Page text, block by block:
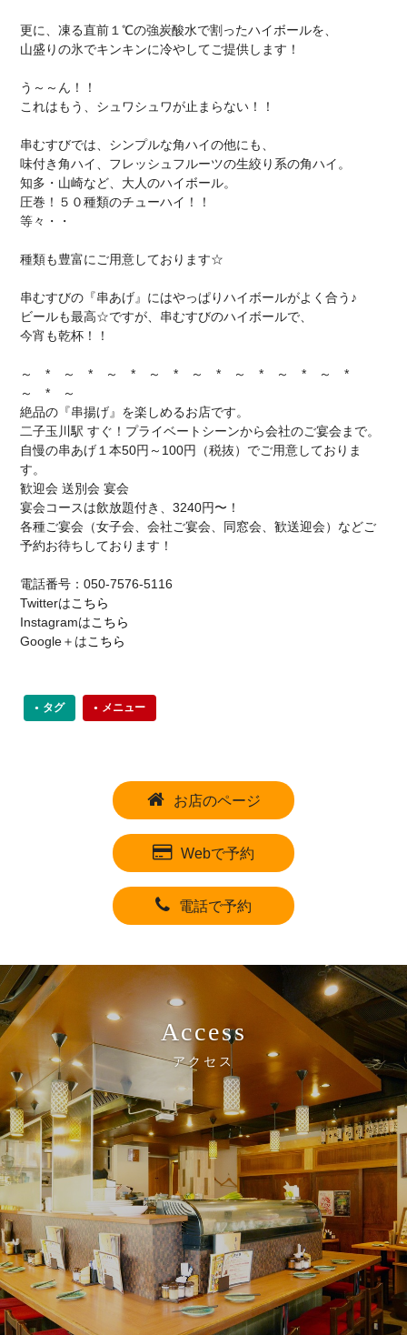
更に、凍る直前１℃の強炭酸水で割ったハイボールを、
山盛りの氷でキンキンに冷やしてご提供します！
う～～ん！！
これはもう、シュワシュワが止まらない！！
串むすびでは、シンプルな角ハイの他にも、
味付き角ハイ、フレッシュフルーツの生絞り系の角ハイ。
知多・山崎など、大人のハイボール。
圧巻！５０種類のチューハイ！！
等々・・
種類も豊富にご用意しております☆
串むすびの『串あげ』にはやっぱりハイボールがよく合う♪
ビールも最高☆ですが、串むすびのハイボールで、
今宵も乾杯！！
～ * ～ * ～ * ～ * ～ * ～ * ～ * ～ *
～ * ～
絶品の『串揚げ』を楽しめるお店です。
二子玉川駅 すぐ！プライベートシーンから会社のご宴会まで。
自慢の串あげ１本50円～100円（税抜）でご用意しておりま
す。
歓迎会 送別会 宴会
宴会コースは飲放題付き、3240円〜！
各種ご宴会（女子会、会社ご宴会、同窓会、歓送迎会）などご
予約お待ちしております！
電話番号：050-7576-5116
Twitterはこちら
Instagramはこちら
Google＋はこちら
タグ メニュー
お店のページ
Webで予約
電話で予約
Access
アクセス